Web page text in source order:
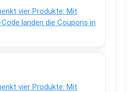
vier Produkte: Mit
landen die Coupons in
vier Produkte: Mit